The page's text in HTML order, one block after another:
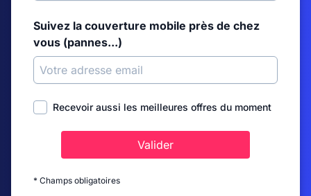
Suivez la couverture mobile près de chez
vous (pannes...)
Recevoir aussi les meilleures offres du moment
Valider
* Champs obligatoires